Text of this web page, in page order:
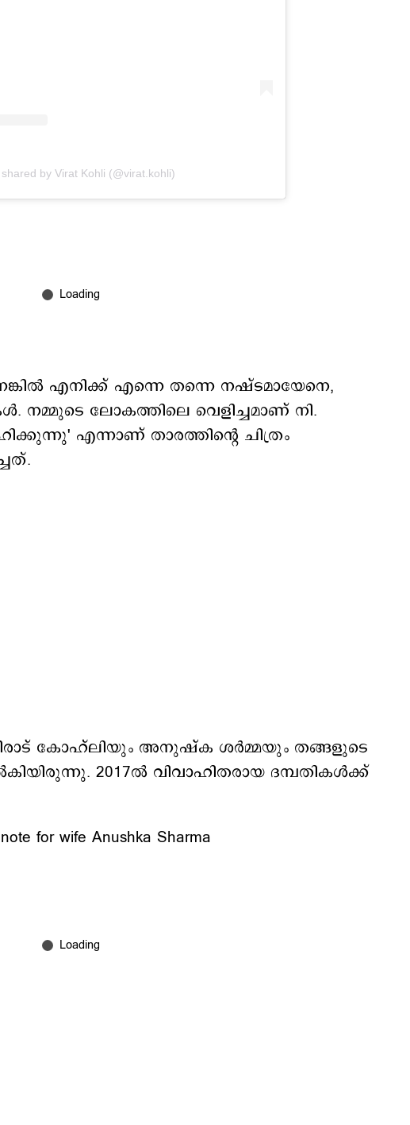
shared by Virat Kohli (@virat.kohli)
എനിക്ക് എന്നെ തന്നെ നഷ്ടമായേനെ,
നമ്മുടെ ലോകത്തിലെ വെളിച്ചമാണ് നി.
എന്നാണ് താരത്തിന്‍റെ ചിത്രം
കോഹ്‌ലിയും അനുഷ്‌ക ശർമ്മയും തങ്ങളുടെ
2017ൽ വിവാഹിതരായ ദമ്പതികൾക്ക്
for wife Anushka Sharma